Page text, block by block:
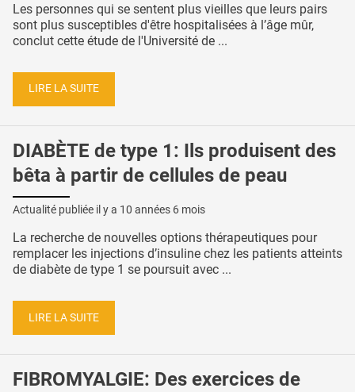
Les personnes qui se sentent plus vieilles que leurs pairs
sont plus susceptibles d'être hospitalisées à l’âge mûr,
conclut cette étude de l'Université de ...
LIRE LA SUITE
DIABÈTE de type 1: Ils produisent des
bêta à partir de cellules de peau
Actualité publiée il y a 10 années 6 mois
La recherche de nouvelles options thérapeutiques pour
remplacer les injections d’insuline chez les patients atteints
de diabète de type 1 se poursuit avec ...
LIRE LA SUITE
FIBROMYALGIE: Des exercices de